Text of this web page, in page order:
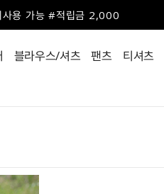
용 가능 #적립금 2,000
블라우스/셔츠 팬츠 티셔츠